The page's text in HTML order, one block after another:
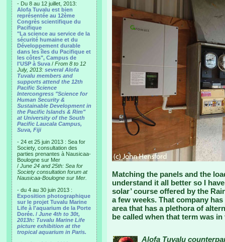
- Du 8 au 12 juillet, 2013:
Alofa Tuvalu est bien
représentée au 12ème
Congrès scientifique du
Pacifique
"La science au service de la
sécurité humaine et du
Développement durable
dans les îles du Pacifique et
les côtes", Campus de
l'USP à Suva / From 8 to 12
July, 2013: several Alofa
Tuvalu members and
supports attend the 12th
Pacific Science
Intercongress "Science for
Human Security &
Sustainable Development in
the Pacific Islands & Rim"
at University of the South
Pacific Laucala Campus,
Suva, Fiji
- 24 et 25 juin 2013 : Sea for
Society, consultation des
parties prenantes à Nausicaa-
Boulogne sur Mer
/ June 24 and 25th: Sea for
Society consultation forum at
Nausicaa-Boulogne sur Mer.
- du 4 au 30 juin 2013 :
Exposition photographique
sur le projet Tuvalu Marine
Life à l'aquarium de la Porte
Dorée. / June 4th to 30t,
2013h: Tuvalu Marine Life
picture exhibition at the
tropical aquarium in Paris.
Matching the panels and the
understand it all better so I
solar’ course offered by the
a few weeks. That company
area that has a plethora of
be called when that term was
Alofa Tuvalu